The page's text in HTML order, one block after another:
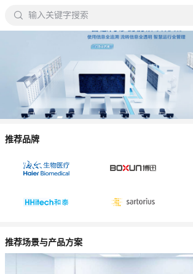
 输入关键字搜索
推荐品牌
推荐场景与产品方案